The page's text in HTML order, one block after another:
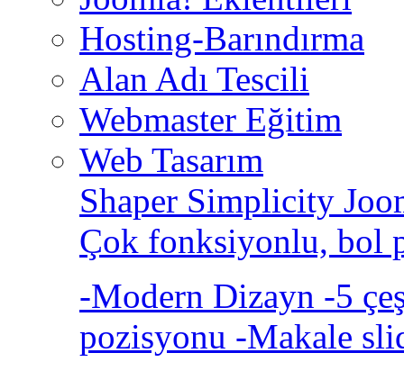
Hosting-Barındırma
Alan Adı Tescili
Webmaster Eğitim
Web Tasarım
Shaper Simplicity
Çok fonksiyonlu, bol
-Modern Dizayn -5
pozisyonu -Makale